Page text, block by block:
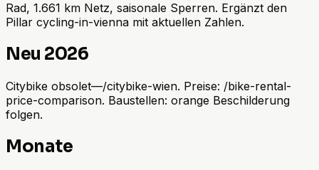
Rad, 1.661 km Netz, saisonale Sperren. Ergänzt den
Pillar cycling-in-vienna mit aktuellen Zahlen.
Neu 2026
Citybike obsolet—/citybike-wien. Preise: /bike-rental-
price-comparison. Baustellen: orange Beschilderung
folgen.
Monate